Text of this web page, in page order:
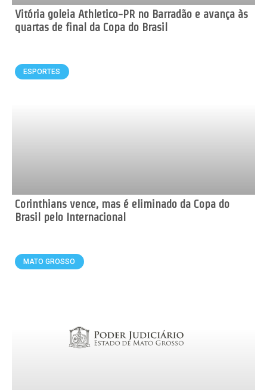
Vitória goleia Athletico-PR no Barradão e avança às
quartas de final da Copa do Brasil
ESPORTES
Corinthians vence, mas é eliminado da Copa do
Brasil pelo Internacional
MATO GROSSO